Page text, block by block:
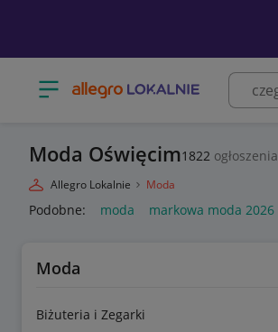
Otwórz menu z kategoriami
Moda Oświęcim1822 ogłoszenia
Allegro Lokalnie Moda
Podobne: moda markowa moda 2026
Moda
Biżuteria i Zegarki